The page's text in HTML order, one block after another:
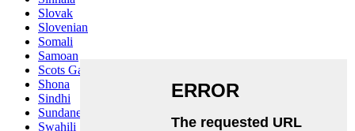
Slovak
Slovenian
Somali
Samoan
Scots Gaelic
Shona
Sindhi
Sundanese
Swahili